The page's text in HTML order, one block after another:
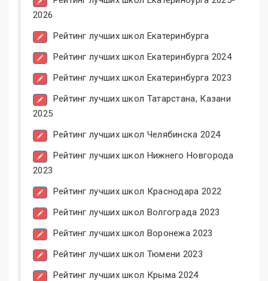
2026
Рейтинг лучших школ Екатеринбурга
Рейтинг лучших школ Екатеринбурга 2024
Рейтинг лучших школ Екатеринбурга 2023
Рейтинг лучших школ Татарстана, Казани
2025
Рейтинг лучших школ Челябинска 2024
Рейтинг лучших школ Нижнего Новгорода
2023
Рейтинг лучших школ Краснодара 2022
Рейтинг лучших школ Волгограда 2023
Рейтинг лучших школ Воронежа 2023
Рейтинг лучших школ Тюмени 2023
Рейтинг лучших школ Крыма 2024